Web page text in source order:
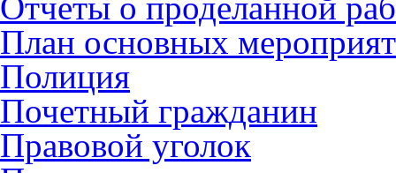
План основных
Полиция
Почетный гражданин
Правовой уголок